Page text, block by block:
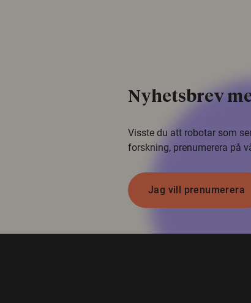
Nyhetsbrev
Visste du att robotar som
forskning, prenumerera på
Jag vill prenumerera